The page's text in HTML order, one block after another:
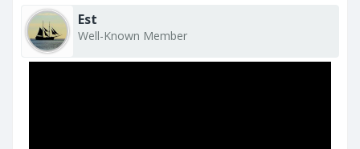
Est
Well-Known Member